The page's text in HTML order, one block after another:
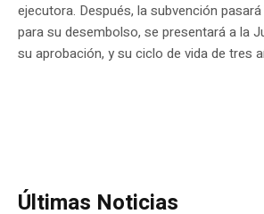
ejecutora. Después, la subvención
para su desembolso, se presentará a la
su aprobación, y su ciclo de vida de tres
Últimas Noticias